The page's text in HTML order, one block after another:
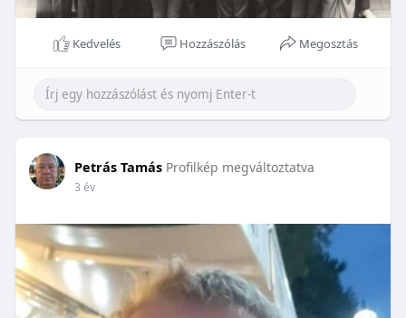
Kedvelés Hozzászólás Megosztás
Petrás Tamás Profilkép megváltoztatva
3 év